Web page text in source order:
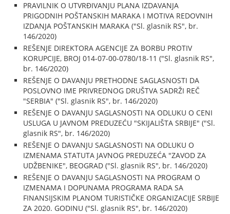
PRAVILNIK O UTVRĐIVANJU PLANA IZDAVANJA
PRIGODNIH POŠTANSKIH MARAKA I MOTIVA REDOVNIH
IZDANJA POŠTANSKIH MARAKA ("Sl. glasnik RS", br.
146/2020)
REŠENJE DIREKTORA AGENCIJE ZA BORBU PROTIV
KORUPCIJE, BROJ 014-07-00-0780/18-11 ("Sl. glasnik RS",
br. 146/2020)
REŠENJE O DAVANJU PRETHODNE SAGLASNOSTI DA
POSLOVNO IME PRIVREDNOG DRUŠTVA SADRŽI REČ
"SERBIA" ("Sl. glasnik RS", br. 146/2020)
REŠENJE O DAVANJU SAGLASNOSTI NA ODLUKU O CENI
USLUGA U JAVNOM PREDUZEĆU "SKIJALIŠTA SRBIJE" ("Sl.
glasnik RS", br. 146/2020)
REŠENJE O DAVANJU SAGLASNOSTI NA ODLUKU O
IZMENAMA STATUTA JAVNOG PREDUZEĆA "ZAVOD ZA
UDŽBENIKE", BEOGRAD ("Sl. glasnik RS", br. 146/2020)
REŠENJE O DAVANJU SAGLASNOSTI NA PROGRAM O
IZMENAMA I DOPUNAMA PROGRAMA RADA SA
FINANSIJSKIM PLANOM TURISTIČKE ORGANIZACIJE SRBIJE
ZA 2020. GODINU ("Sl. glasnik RS", br. 146/2020)